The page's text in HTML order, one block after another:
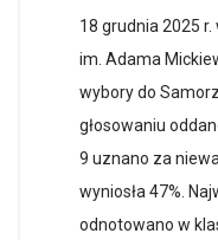
18 grudnia 2025
im. Adama
wybory do
głosowaniu
9 uznano za
wyniosła 47%.
odnotowano w